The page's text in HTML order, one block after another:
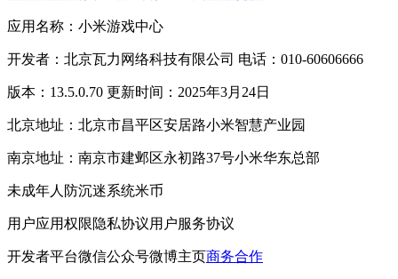
应用名称：小米游戏中心
开发者：北京瓦力网络科技有限公司 电话：010-60606666
版本：13.5.0.70 更新时间：2025年3月24日
北京地址：北京市昌平区安居路小米智慧产业园
南京地址：南京市建邺区永初路37号小米华东总部
未成年人防沉迷系统米币
用户应用权限隐私协议用户服务协议
开发者平台微信公众号微博主页商务合作